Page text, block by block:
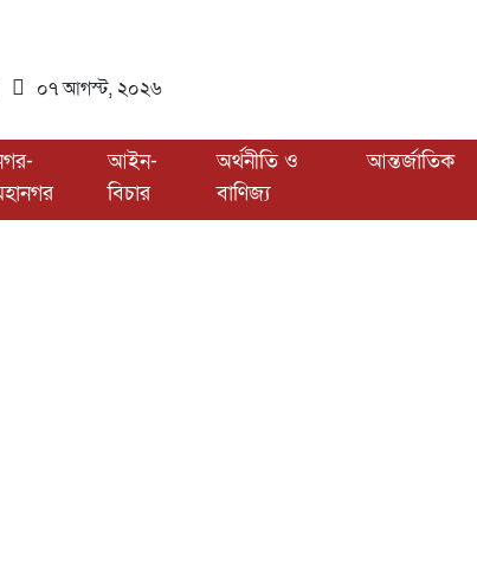
০৭ আগস্ট, ২০২৬
আইন-
বিচার
অর্থনীতি ও
বাণিজ্য
আন্তর্জাতিক